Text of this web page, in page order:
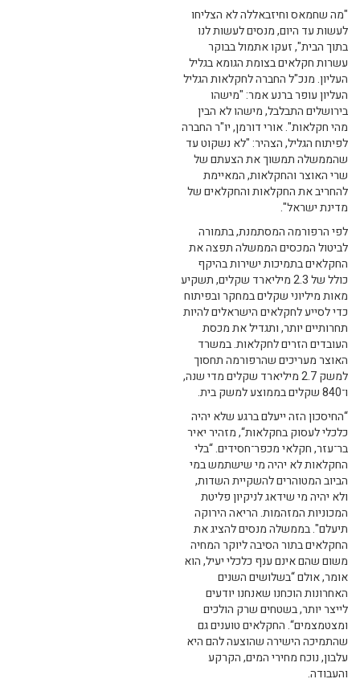
"מה שחמאס וחיזבאללה לא הצליחו
לעשות עד היום, מנסים לעשות לנו
בתוך הבית", זעקו אתמול בבוקר
עשרות חקלאים בצומת הגומא בגליל
העליון. מנכ"ל החברה לחקלאות הגליל
העליון עופר ברנע אמר: "מישהו
בירושלים התבלבל, מישהו לא הבין
מהי חקלאות". אורי דורמן, יו"ר החברה
לפיתוח הגליל, הצהיר: "לא נשקוט עד
שהממשלה תמשוך את הצעתם של
שרי האוצר והחקלאות, המאיימת
להחריב את החקלאות והחקלאים של
מדינת ישראל".
לפי הרפורמה המסתמנת, בתמורה
לביטול המכסים הממשלה תפצה את
החקלאים בתמיכות ישירות בהיקף
כולל של 2.3 מיליארד שקלים, תשקיע
מאות מיליוני שקלים במחקר ובפיתוח
כדי לסייע לחקלאים הישראלים להיות
תחרותיים יותר, ותגדיל את מכסת
העובדים הזרים לחקלאות. במשרד
האוצר מעריכים שהרפורמה תחסוך
למשק 2.7 מיליארד שקלים מדי שנה,
ו־840 שקלים בממוצע למשק בית.
“החיסכון הזה ייעלם ברגע שלא יהיה
כלכלי לעסוק בחקלאות“, מזהיר יאיר
בר־עזר, חקלאי מכפר־חסידים. “בלי
החקלאות לא יהיה מי שישתמש במי
הביוב המטוהרים להשקיית השדות,
ולא יהיה מי שידאג לניקיון פליטת
המכוניות המזהמות. הריאה הירוקה
תיעלם". בממשלה מנסים להציג את
החקלאים בתור הסיבה ליוקר המחיה
משום שהם אינם ענף כלכלי יעיל, הוא
אומר, אולם “בשלושים השנים
האחרונות הוכחנו שאנחנו יודעים
לייצר יותר, בשטחים שרק הולכים
ומצטמצמים“. החקלאים טוענים גם
שהתמיכה הישירה שהוצעה להם היא
עלבון, נוכח מחירי המים, הקרקע
והעבודה.